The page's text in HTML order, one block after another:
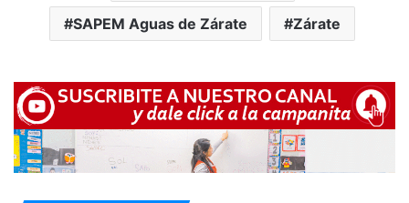
SAPEM Aguas de Zárate Zárate